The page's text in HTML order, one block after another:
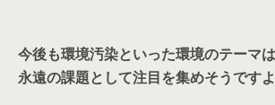
今後も環境汚染といった環境のテーマは
永遠の課題として注目を集めそうですよ